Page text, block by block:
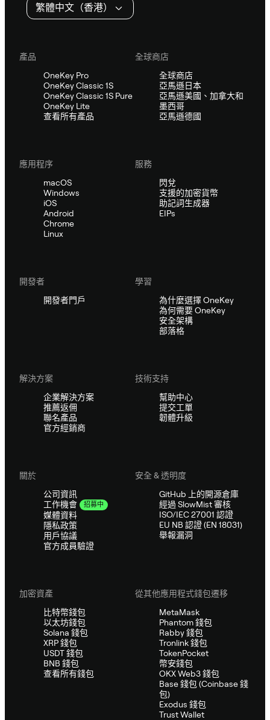
繁體中文（香港）
產品
OneKey Pro
OneKey Classic 1S
OneKey Classic 1S Pure
OneKey Lite
查看所有產品
全球商店
全球商店
亞馬遜日本
亞馬遜美國、加拿大和
墨西哥
亞馬遜德國
應用程序
macOS
Windows
iOS
Android
Chrome
Linux
服務
閃兌
支援的加密貨幣
助記詞生成器
EIPs
開發者
開發者門戶
學習
為什麼選擇 OneKey
為何需要 OneKey
安全架構
部落格
解決方案
企業解決方案
推薦返佣
聯名產品
官方經銷商
技術支持
幫助中心
提交工單
韌體升級
關於
公司資訊
工作機會
招募中
媒體資料
隱私政策
用戶協議
官方成員驗證
安全 & 透明度
GitHub 上的開源倉庫
經過 SlowMist 審核
ISO/IEC 27001 認證
EU NB 認證 (EN 18031)
舉報漏洞
加密資產
比特幣錢包
以太坊錢包
Solana 錢包
XRP 錢包
USDT 錢包
BNB 錢包
查看所有錢包
從其他應用程式錢包遷移
MetaMask
Phantom 錢包
Rabby 錢包
Tronlink 錢包
TokenPocket
幣安錢包
OKX Web3 錢包
Base 錢包 (Coinbase 錢
包)
Exodus 錢包
Trust Wallet